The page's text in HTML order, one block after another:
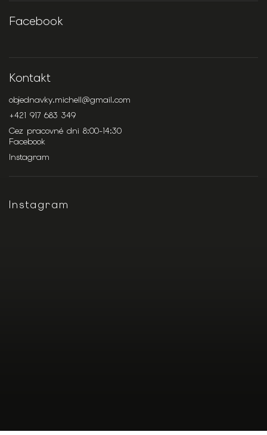
Facebook
Kontakt
objednavky.michell@gmail.com
+421 917 683 349
Cez pracovné dni 8:00-14:30
Facebook
Instagram
Instagram